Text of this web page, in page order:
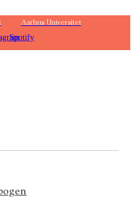
Aarhus Universitet
Spotify